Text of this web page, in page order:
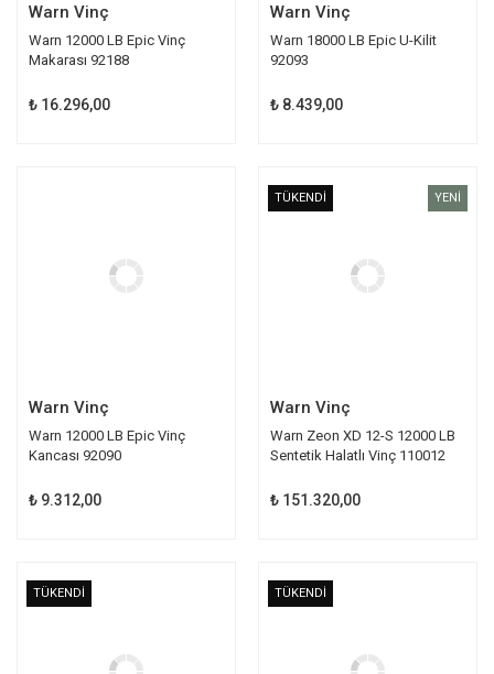
Warn Vinç
Warn 12000 LB Epic Vinç
Makarası 92188
₺ 16.296,00
Warn Vinç
Warn 18000 LB Epic U-Kilit
92093
₺ 8.439,00
Warn Vinç
Warn 12000 LB Epic Vinç
Kancası 92090
₺ 9.312,00
TÜKENDİ YENİ
Warn Vinç
Warn Zeon XD 12-S 12000 LB
Sentetik Halatlı Vinç 110012
₺ 151.320,00
TÜKENDİ TÜKENDİ